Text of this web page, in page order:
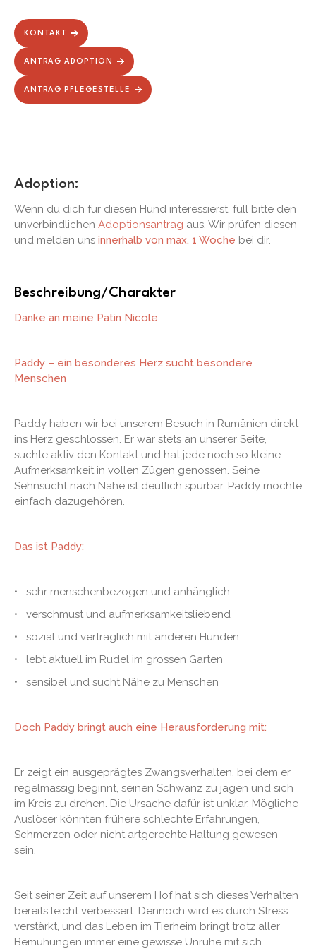
KONTAKT
ANTRAG ADOPTION
ANTRAG PFLEGESTELLE
Adoption:
Wenn du dich für diesen Hund interessierst, füll bitte den
unverbindlichen Adoptionsantrag aus. Wir prüfen diesen
und melden uns innerhalb von max. 1 Woche bei dir.
Beschreibung/Charakter
Danke an meine Patin Nicole
Paddy – ein besonderes Herz sucht besondere
Menschen
Paddy haben wir bei unserem Besuch in Rumänien direkt
ins Herz geschlossen. Er war stets an unserer Seite,
suchte aktiv den Kontakt und hat jede noch so kleine
Aufmerksamkeit in vollen Zügen genossen. Seine
Sehnsucht nach Nähe ist deutlich spürbar, Paddy möchte
einfach dazugehören.
Das ist Paddy:
• sehr menschenbezogen und anhänglich
• verschmust und aufmerksamkeitsliebend
• sozial und verträglich mit anderen Hunden
• lebt aktuell im Rudel im grossen Garten
• sensibel und sucht Nähe zu Menschen
Doch Paddy bringt auch eine Herausforderung mit:
Er zeigt ein ausgeprägtes Zwangsverhalten, bei dem er
regelmässig beginnt, seinen Schwanz zu jagen und sich
im Kreis zu drehen. Die Ursache dafür ist unklar. Mögliche
Auslöser könnten frühere schlechte Erfahrungen,
Schmerzen oder nicht artgerechte Haltung gewesen
sein.
Seit seiner Zeit auf unserem Hof hat sich dieses Verhalten
bereits leicht verbessert. Dennoch wird es durch Stress
verstärkt, und das Leben im Tierheim bringt trotz aller
Bemühungen immer eine gewisse Unruhe mit sich.